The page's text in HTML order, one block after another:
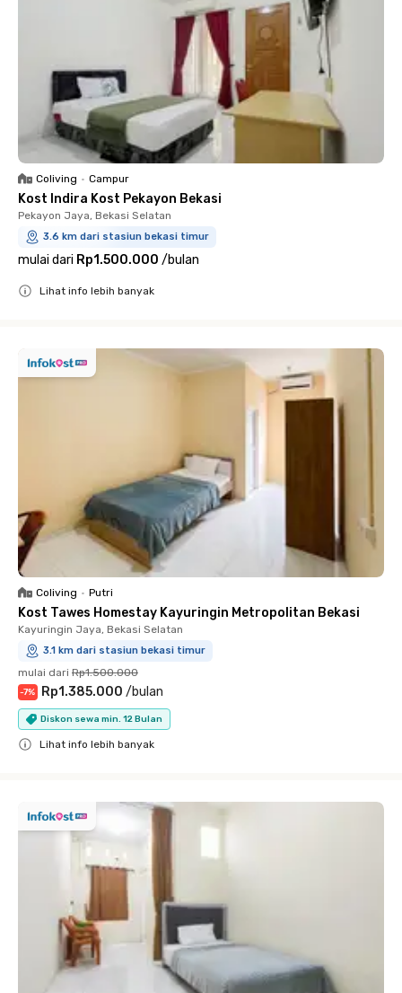
Coliving • Campur
Kost Indira Kost Pekayon Bekasi
Pekayon Jaya, Bekasi Selatan
3.6 km dari stasiun bekasi timur
mulai dari Rp1.500.000 /bulan
Lihat info lebih banyak
Coliving • Putri
Kost Tawes Homestay Kayuringin Metropolitan Bekasi
Kayuringin Jaya, Bekasi Selatan
3.1 km dari stasiun bekasi timur
mulai dari Rp1.500.000
-7% Rp1.385.000 /bulan
Diskon sewa min. 12 Bulan
Lihat info lebih banyak